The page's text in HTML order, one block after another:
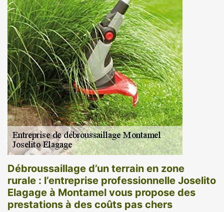
Débroussaillage d’un terrain en zone
rurale : l’entreprise professionnelle Joselito
Elagage à Montamel vous propose des
prestations à des coûts pas chers